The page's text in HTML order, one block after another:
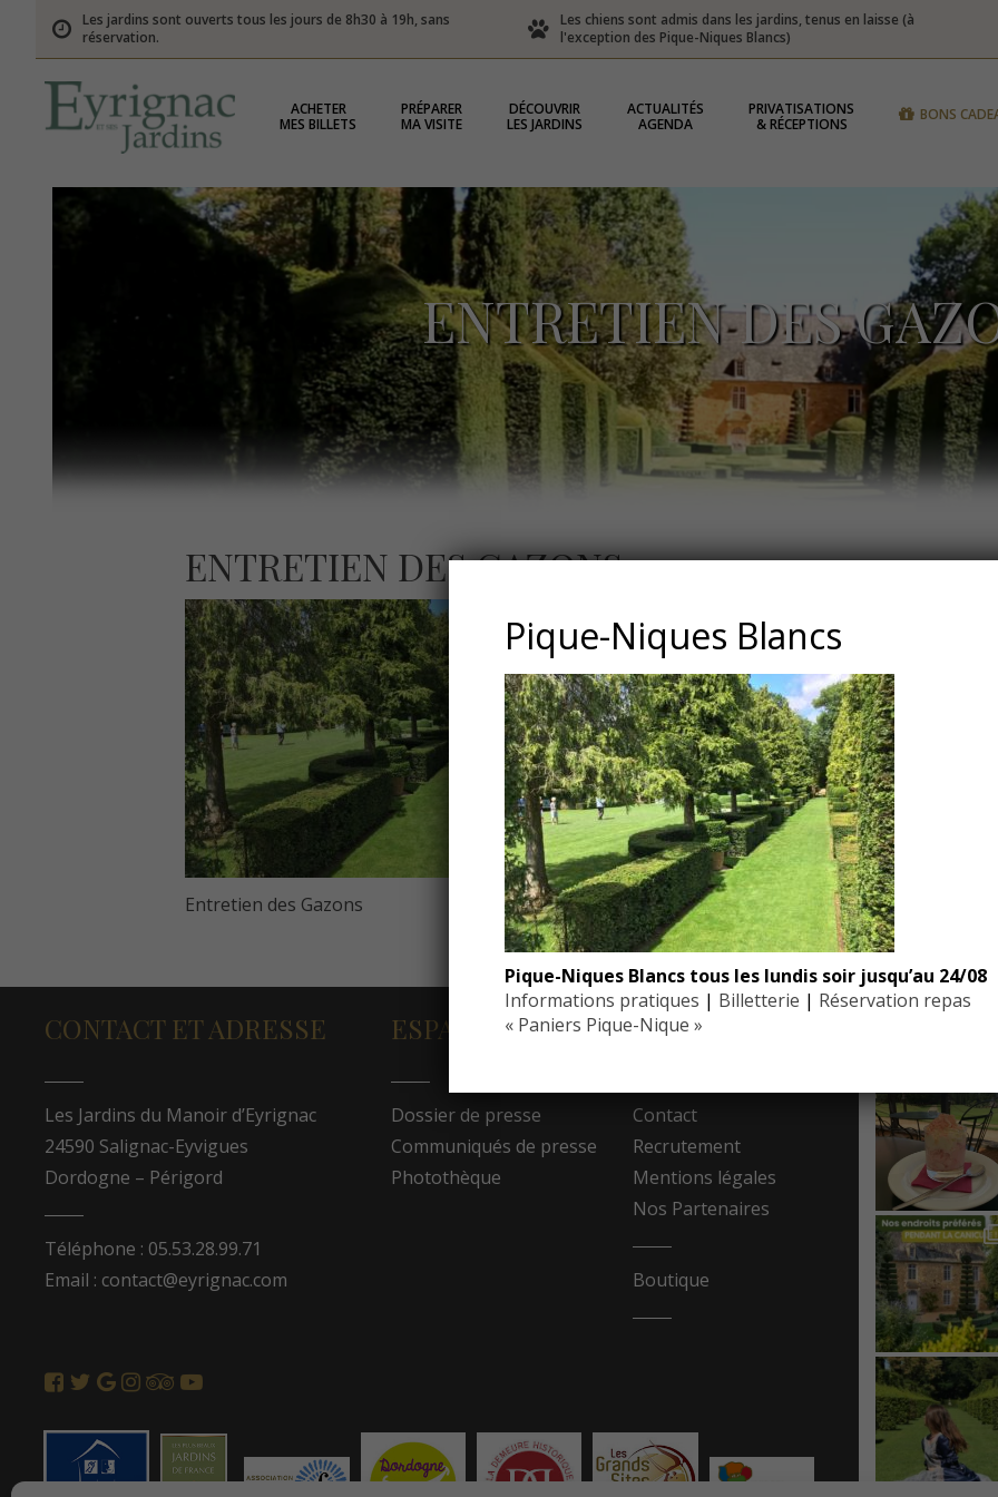
Les jardins sont ouverts tous les jours de 8h30 à 19h, sans
réservation.
Les chiens sont admis dans les jardins, tenus en laisse (à
l'exception des Pique-Niques Blancs)
ACHETER
MES BILLETS
PRÉPARER
MA VISITE
DÉCOUVRIR
LES JARDINS
ACTUALITÉS
AGENDA
PRIVATISATIONS
& RÉCEPTIONS
BONS
ENTRETIEN DES
ENTRETIEN DES GAZONS
Entretien des Gazons
CONTACT ET ADRESSE
Les Jardins du Manoir d’Eyrignac
24590 Salignac-Eyvigues
Dordogne – Périgord
Téléphone : 05.53.28.99.71
Email : contact@eyrignac.com
ESPACE PRESSE
Dossier de presse
Communiqués de presse
Photothèque
Contact
Recrutement
Mentions légales
Nos Partenaires
Boutique
Pique-Niques Blancs
Pique-Niques Blancs tous les lundis soir jusqu’au 24/08
Informations pratiques | Billetterie | Réservation repas
« Paniers Pique-Nique »